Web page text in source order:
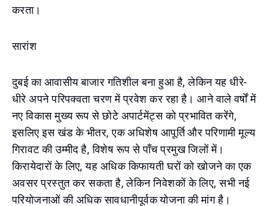
करता।
सारांश
दुबई का आवासीय बाजार गतिशील बना हुआ है, लेकिन यह धीरे-
धीरे अपने परिपक्वता चरण में प्रवेश कर रहा है। आने वाले वर्षों में
नए विकास मुख्य रूप से छोटे अपार्टमेंट्स को प्रभावित करेंगे,
इसलिए इस खंड के भीतर, एक अधिशेष आपूर्ति और परिणामी मूल्य
गिरावट की उम्मीद है, विशेष रूप से पाँच प्रमुख जिलों में।
किरायेदारों के लिए, यह अधिक किफायती घरों को खोजने का एक
अवसर प्रस्तुत कर सकता है, लेकिन निवेशकों के लिए, सभी नई
परियोजनाओं की अधिक सावधानीपूर्वक योजना की मांग है।